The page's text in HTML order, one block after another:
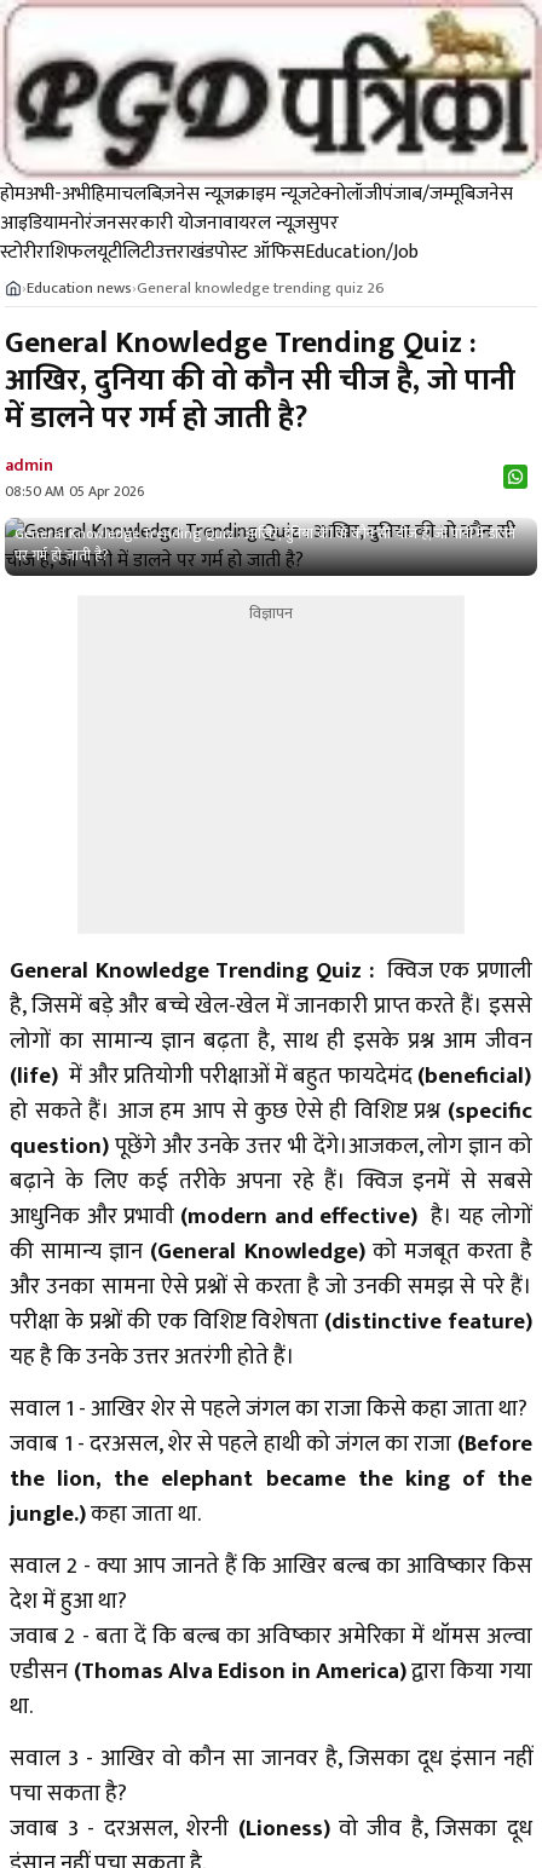
होमअभी-अभीहिमाचलबिज़नेस न्यूज़क्राइम न्यूजटेक्नोलॉजीपंजाब/जम्मूबिजनेस
आइडियामनोरंजनसरकारी योजनावायरल न्यूज़सुपर
स्टोरीराशिफलयूटीलिटीउत्तराखंडपोस्ट ऑफिसEducation/Job
›Education news›General knowledge trending quiz 26
General Knowledge Trending Quiz :
आखिर, दुनिया की वो कौन सी चीज है, जो पानी
में डालने पर गर्म हो जाती है?
admin
08:50 AM 05 Apr 2026
General Knowledge Trending Quiz : आखिर, दुनिया की वो कौन सी चीज है, जो पानी में डालने
पर गर्म हो जाती है?
विज्ञापन
General Knowledge Trending Quiz : क्विज एक प्रणाली
है, जिसमें बड़े और बच्चे खेल-खेल में जानकारी प्राप्त करते हैं। इससे
लोगों का सामान्य ज्ञान बढ़ता है, साथ ही इसके प्रश्न आम जीवन
(life)में और प्रतियोगी परीक्षाओं में बहुत फायदेमंद(beneficial)
हो सकते हैं। आज हम आप से कुछ ऐसे ही विशिष्ट प्रश्न(specific
question)पूछेंगे और उनके उत्तर भी देंगे।आजकल, लोग ज्ञान को
बढ़ाने के लिए कई तरीके अपना रहे हैं। क्विज इनमें से सबसे
आधुनिक और प्रभावी(modern and effective) है। यह लोगों
की सामान्य ज्ञान (General Knowledge)को मजबूत करता है
और उनका सामना ऐसे प्रश्नों से करता है जो उनकी समझ से परे हैं।
परीक्षा के प्रश्नों की एक विशिष्ट विशेषता(distinctive feature)
यह है कि उनके उत्तर अतरंगी होते हैं।
सवाल 1 - आखिर शेर से पहले जंगल का राजा किसे कहा जाता था?
जवाब 1 - दरअसल, शेर से पहले हाथी को जंगल का राजा(Before
the lion, the elephant became the king of the
jungle.)कहा जाता था.
सवाल 2 - क्या आप जानते हैं कि आखिर बल्ब का आविष्कार किस
देश में हुआ था?
जवाब 2 - बता दें कि बल्ब का अविष्कार अमेरिका में थॉमस अल्वा
एडीसन(Thomas Alva Edison in America)द्वारा किया गया
था.
सवाल 3 - आखिर वो कौन सा जानवर है, जिसका दूध इंसान नहीं
पचा सकता है?
जवाब 3 - दरअसल, शेरनी (Lioness) वो जीव है, जिसका दूध